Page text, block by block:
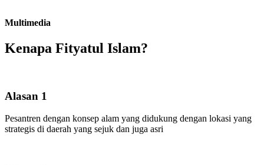
Multimedia
Kenapa Fityatul Islam?
Alasan 1
Pesantren dengan konsep alam yang didukung dengan lokasi yang
strategis di daerah yang sejuk dan juga asri